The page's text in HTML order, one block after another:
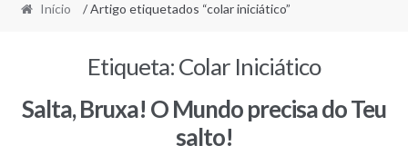
Início / Artigo etiquetados “colar iniciático”
Etiqueta:Colar Iniciático
Salta, Bruxa! O Mundo precisa do Teu
salto!